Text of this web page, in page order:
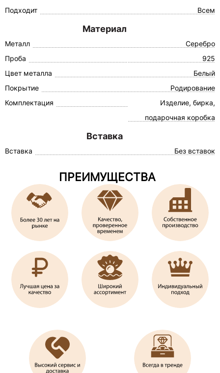
Подходит
Всем
Материал
Металл
Серебро
Проба
925
Цвет металла
Белый
Покрытие
Родирование
Комплектация
Изделие, бирка,
подарочная коробка
Вставка
Вставка Без вставок
ПРЕИМУЩЕСТВА